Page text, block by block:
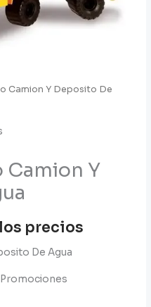
Camion Y Deposito De
Camion Y
precios
De Agua